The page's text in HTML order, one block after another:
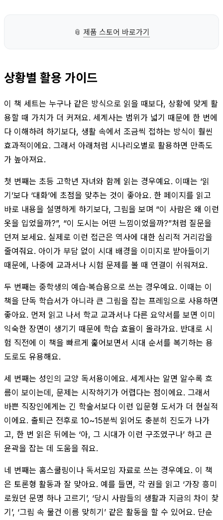
📎 제품 스토어 바로가기
상황별 활용 가이드
이 책 세트는 누구나 같은 방식으로 읽을 때보다, 상황에 맞게 활
용할 때 가치가 더 커져요. 세계사는 범위가 넓기 때문에 한 번에
다 이해하려 하기보다, 생활 속에서 조금씩 접하는 방식이 훨씬
효과적이에요. 그래서 아래처럼 시나리오별로 활용하면 만족도
가 높아져요.
첫 번째는 초등 고학년 자녀와 함께 읽는 경우예요. 이때는 ‘읽
기’보다 ‘대화’에 초점을 맞추는 것이 좋아요. 한 페이지를 읽고
바로 내용을 설명하게 하기보다, 그림을 보며 “이 사람은 왜 이런
옷을 입었을까?”, “이 도시는 어떤 느낌이었을까?”처럼 질문을
던져 보세요. 실제로 이런 접근은 역사에 대한 심리적 거리감을
줄여줘요. 아이가 부담 없이 시대 배경을 이미지로 받아들이기
때문에, 나중에 교과서나 시험 문제를 볼 때 연결이 쉬워져요.
두 번째는 중학생의 예습·복습용으로 쓰는 경우예요. 이때는 이
책을 단독 학습서가 아니라 큰 그림을 잡는 프레임으로 사용하면
좋아요. 먼저 읽고 나서 학교 교과서나 다른 요약서를 보면 이미
익숙한 장면이 생기기 때문에 학습 효율이 올라가요. 반대로 시
험 직전에 이 책을 빠르게 훑어보면서 시대 순서를 복기하는 용
도로도 유용해요.
세 번째는 성인의 교양 독서용이에요. 세계사는 알면 알수록 흐
름이 보이는데, 문제는 시작하기가 어렵다는 점이에요. 그래서
바쁜 직장인에게는 긴 학술서보다 이런 입문형 도서가 더 현실적
이에요. 출퇴근 전후로 10~15분씩 읽어도 충분히 진도가 나가
고, 한 번 읽은 뒤에는 ‘아, 그 시대가 이런 구조였구나’ 하고 큰
윤곽을 잡는 데 도움을 줘요.
네 번째는 홈스쿨링이나 독서모임 자료로 쓰는 경우예요. 이 책
은 토론형 활동과 잘 맞아요. 예를 들면, 각 권을 읽고 ‘가장 흥미
로웠던 문명 하나 고르기’, ‘당시 사람들의 생활과 지금의 차이 찾
기’, ‘그림 속 물건 이름 맞히기’ 같은 활동을 할 수 있어요. 단순